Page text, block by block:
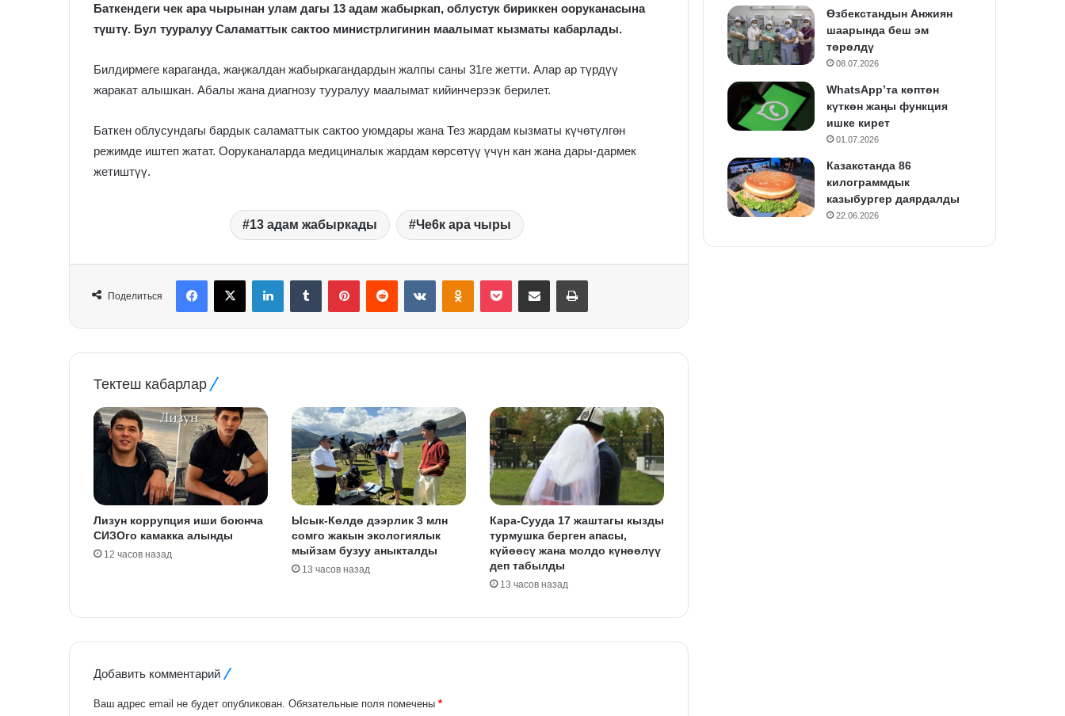
Баткендеги чек ара чырынан улам дагы 13 адам жабыркап, облустук бириккен ооруканасына
түштү. Бул тууралуу Саламаттык сактоо министрлигинин маалымат кызматы кабарлады.
Билдирмеге караганда, жаңжалдан жабыркагандардын жалпы саны 31ге жетти. Алар ар түрдүү
жаракат алышкан. Абалы жана диагнозу тууралуу маалымат кийинчерээк берилет.
Баткен облусундагы бардык саламаттык сактоо уюмдары жана Тез жардам кызматы күчөтүлгөн
режимде иштеп жатат. Ооруканаларда медициналык жардам көрсөтүү үчүн кан жана дары-дармек
жетиштүү.
13 адам жабыркады Че6к ара чыры
Поделиться
FacebookX LinkedInTumblr PinterestReddit VKontakteOdnoklassniki
Pocket Share via Email Print
Тектеш кабарлар
Лизун коррупция иши боюнча
СИЗОго камакка алынды
12 часов назад
Ысык-Көлдө дээрлик 3 млн
сомго жакын экологиялык
мыйзам бузуу аныкталды
13 часов назад
Кара-Сууда 17 жаштагы кызды
турмушка берген апасы,
күйөөсү жана молдо күнөөлүү
деп табылды
13 часов назад
Добавить комментарий
Ваш адрес email не будет опубликован. Обязательные поля помечены *
Өзбекстандын Анжиян
шаарында беш эм
төрөлдү
08.07.2026
WhatsApp’та көптөн
күткөн жаңы функция
ишке кирет
01.07.2026
Казакстанда 86
килограммдык
казыбургер даярдалды
22.06.2026